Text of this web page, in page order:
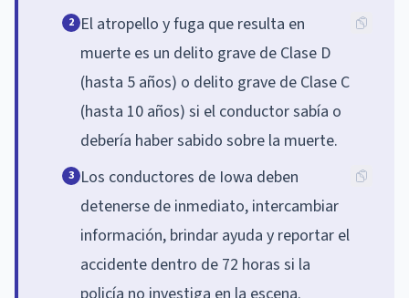
2 El atropello y fuga que resulta en
muerte es un delito grave de Clase D
(hasta 5 años) o delito grave de Clase C
(hasta 10 años) si el conductor sabía o
debería haber sabido sobre la muerte.
3 Los conductores de Iowa deben
detenerse de inmediato, intercambiar
información, brindar ayuda y reportar el
accidente dentro de 72 horas si la